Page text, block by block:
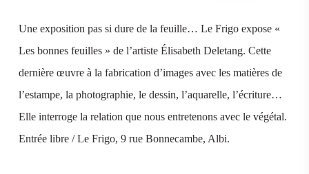
Une exposition pas si dure de la feuille… Le Frigo expose «
Les bonnes feuilles » de l’artiste Élisabeth Deletang. Cette
dernière œuvre à la fabrication d’images avec les matières de
l’estampe, la photographie, le dessin, l’aquarelle, l’écriture…
Elle interroge la relation que nous entretenons avec le végétal.
Entrée libre / Le Frigo, 9 rue Bonnecambe, Albi.